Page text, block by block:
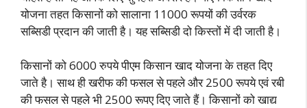
योजना तहत किसानों को सालाना 11000 रूपयों की उर्वरक
सब्सिडी प्रदान की जाती है। यह सब्सिडी दो किस्तों में दी जाती है।
किसानों को 6000 रुपये पीएम किसान खाद योजना के तहत दिए
जाते है। साथ ही खरीफ की फसल से पहले और 2500 रूपये एवं रबी
की फसल से पहले भी 2500 रूपए दिए जाते हैं। किसानों को खाद्य